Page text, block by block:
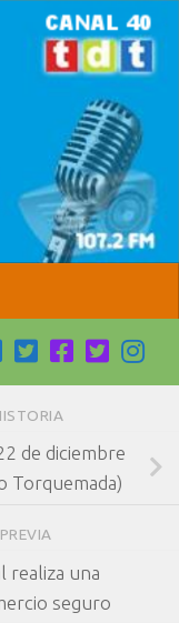
de diciembre
Torquemada)
realiza una
seguro